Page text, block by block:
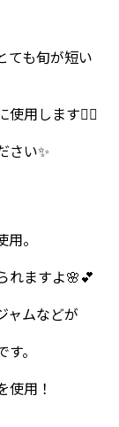
ても旬が短い
用します🏃‍♂️
さい✨
。
れますよ🌸💕
ャムなどが
。
使用！